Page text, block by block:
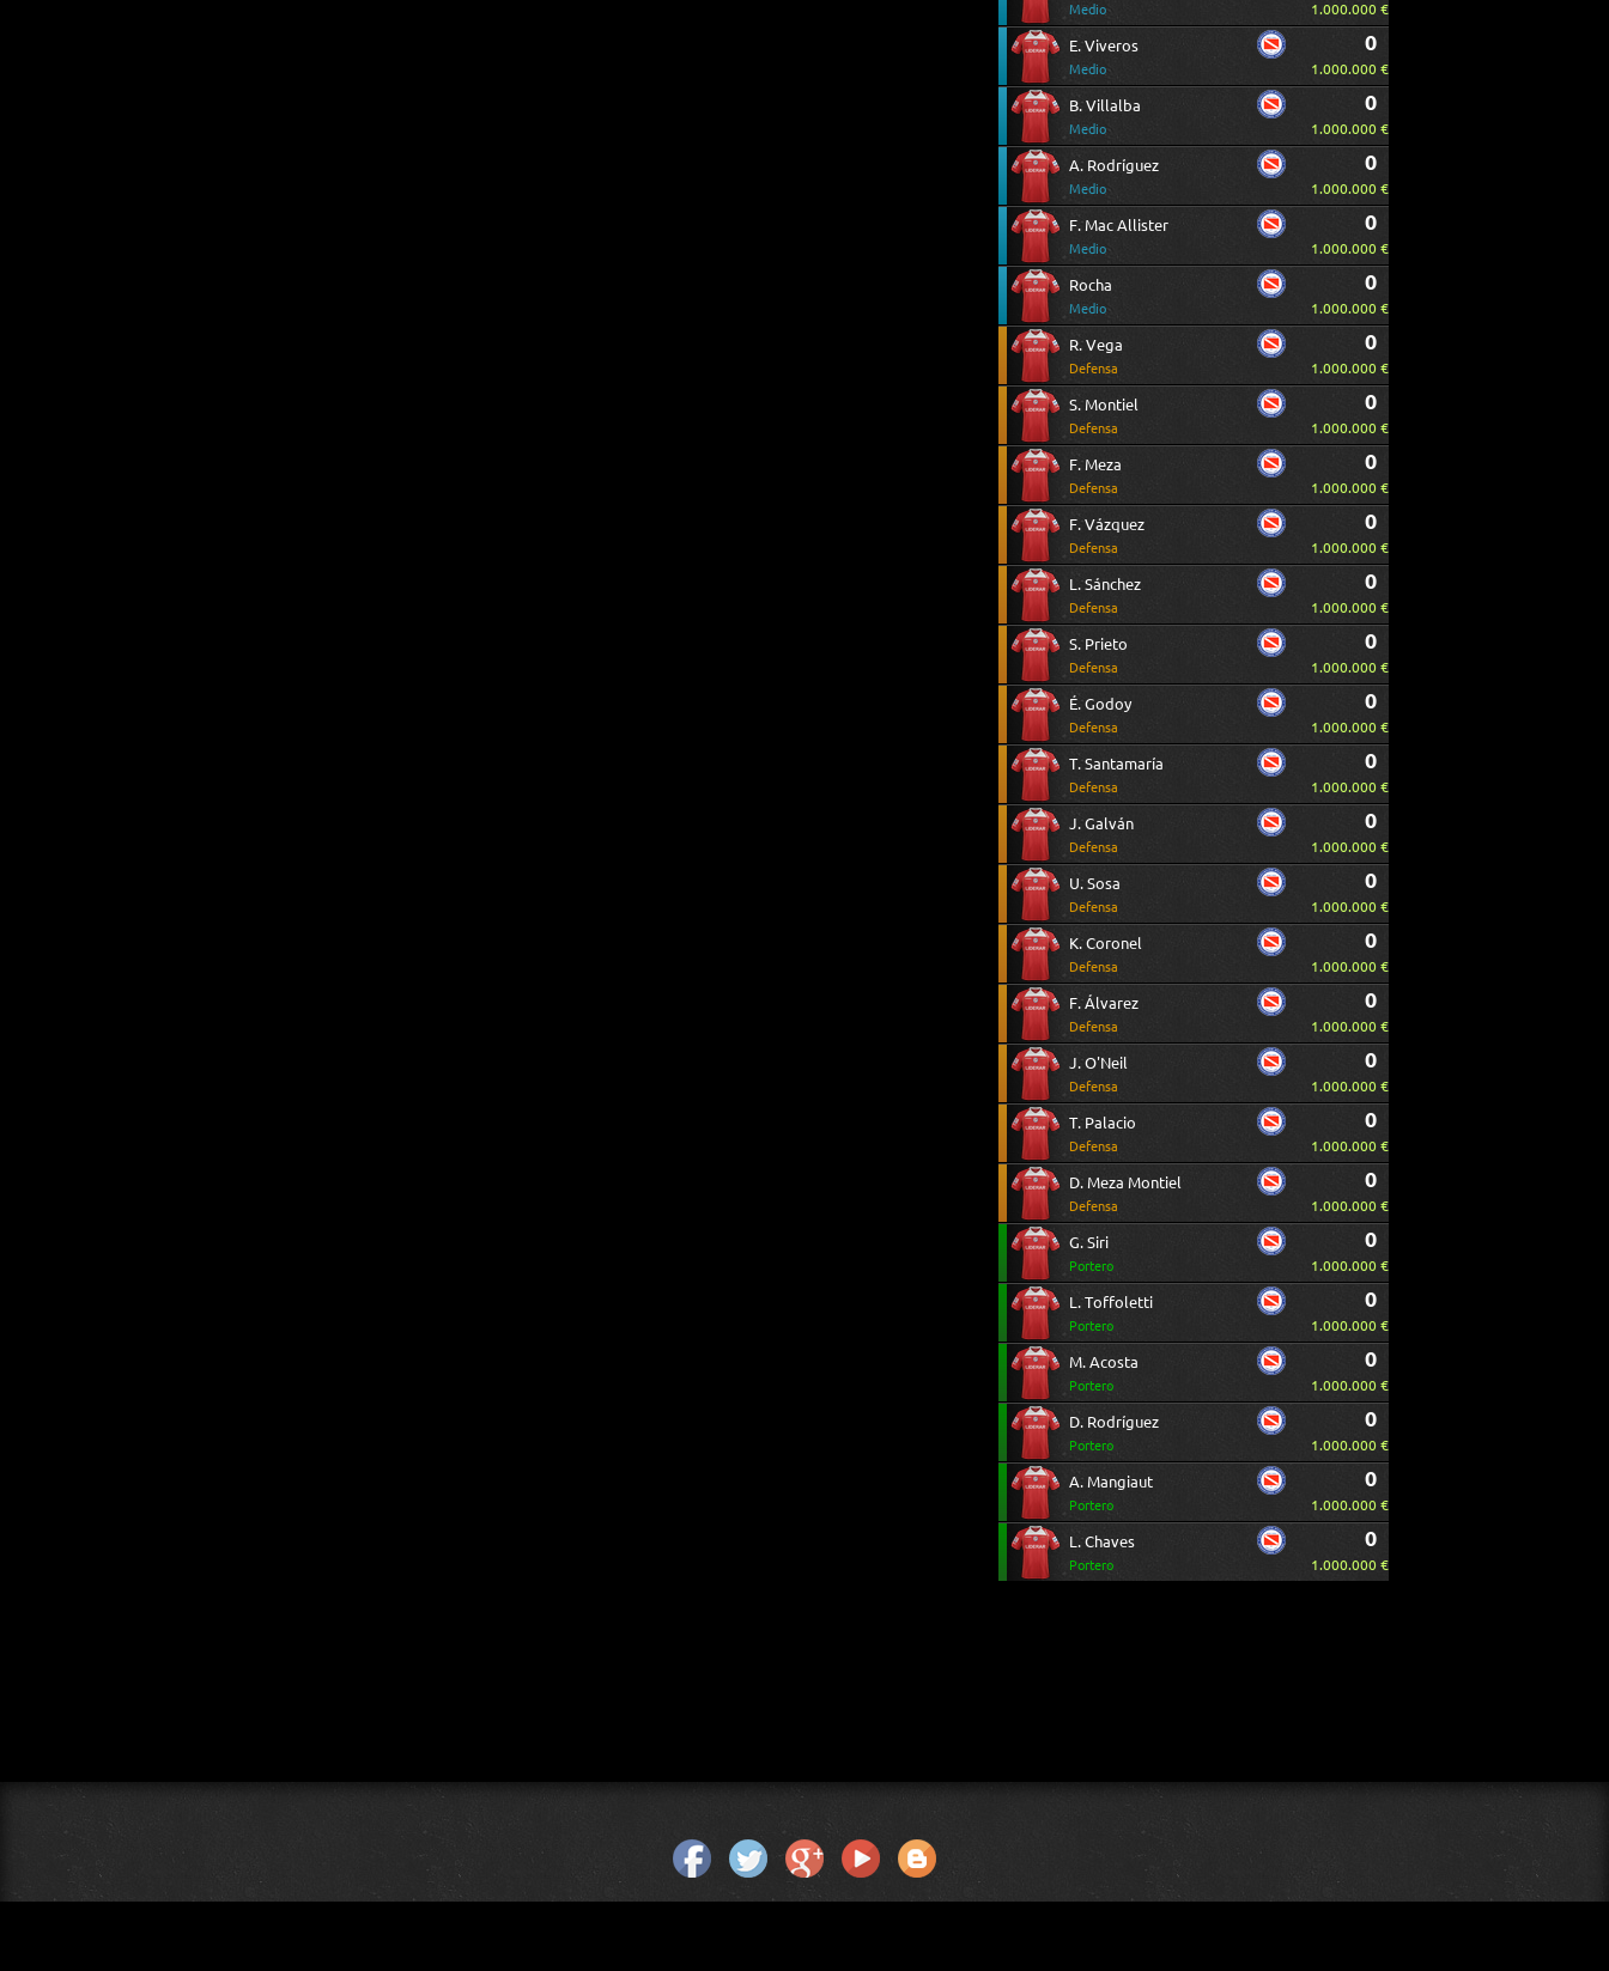
Medio 1.000.000 €
E. Viveros
Medio
0
1.000.000 €
B. Villalba
Medio
0
1.000.000 €
A. Rodríguez
Medio
0
1.000.000 €
F. Mac Allister
Medio
0
1.000.000 €
Rocha
Medio
0
1.000.000 €
R. Vega
Defensa
0
1.000.000 €
S. Montiel
Defensa
0
1.000.000 €
F. Meza
Defensa
0
1.000.000 €
F. Vázquez
Defensa
0
1.000.000 €
L. Sánchez
Defensa
0
1.000.000 €
S. Prieto
Defensa
0
1.000.000 €
É. Godoy
Defensa
0
1.000.000 €
T. Santamaría
Defensa
0
1.000.000 €
J. Galván
Defensa
0
1.000.000 €
U. Sosa
Defensa
0
1.000.000 €
K. Coronel
Defensa
0
1.000.000 €
F. Álvarez
Defensa
0
1.000.000 €
J. O'Neil
Defensa
0
1.000.000 €
T. Palacio
Defensa
0
1.000.000 €
D. Meza Montiel
Defensa
0
1.000.000 €
G. Siri
Portero
0
1.000.000 €
L. Toffoletti
Portero
0
1.000.000 €
M. Acosta
Portero
0
1.000.000 €
D. Rodríguez
Portero
0
1.000.000 €
A. Mangiaut
Portero
0
1.000.000 €
L. Chaves
Portero
0
1.000.000 €